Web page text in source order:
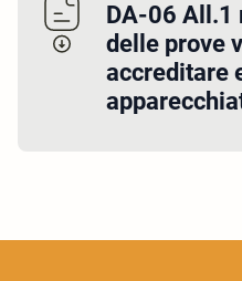
DA-06 All.1
delle prove
accreditare